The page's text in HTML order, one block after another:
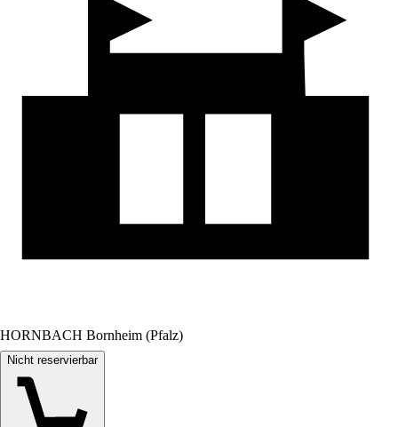
HORNBACH Bornheim (Pfalz)
Nicht reservierbar